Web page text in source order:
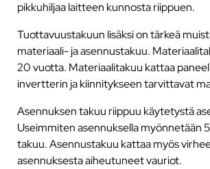
pikkuhiljaa laitteen kunnosta riippuen.
Tuottavuustakuun lisäksi on tärkeä
materiaali- ja asennustakuu.
20 vuotta. Materiaalitakuu kattaa
invertterin ja kiinnitykseen tarvittavat
Asennuksen takuu riippuu käytetystä
Useimmiten asennuksella myönnetään
takuu. Asennustakuu kattaa myös
asennuksesta aiheutuneet vauriot.